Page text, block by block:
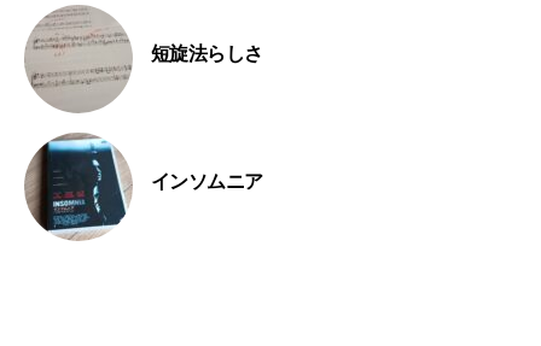
短旋法らしさ
インソムニア